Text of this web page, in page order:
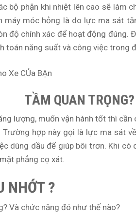
bộ phận khi nhiệt lên cao sẽ làm
máy móc hỏng là do lực ma sát
độ chính xác để hoạt động đúng.
toán năng suất và công việc trong
TẦM QUAN TRỌNG?
lượng, muốn vận hành tốt thì
hợp này gọi là lực ma sát
dùng dầu để giúp bôi trơn. Khi
phẳng cọ xát.
NHỚT ?
Và chức năng đó như thế nào?